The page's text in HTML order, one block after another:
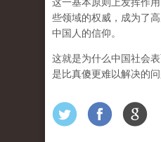
些领域的权威，成为了
中国人的信仰。
这就是为什么中国社会
是比真傻更难以解决的问